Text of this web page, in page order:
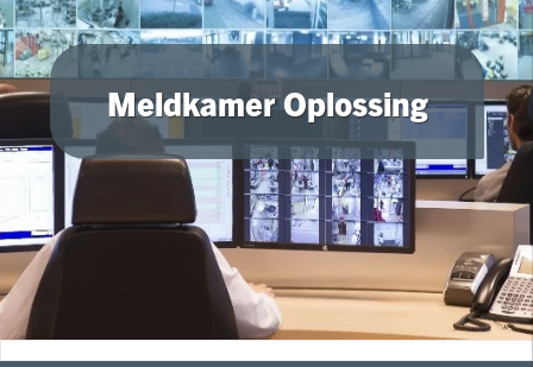
Meldkamer Oplossing